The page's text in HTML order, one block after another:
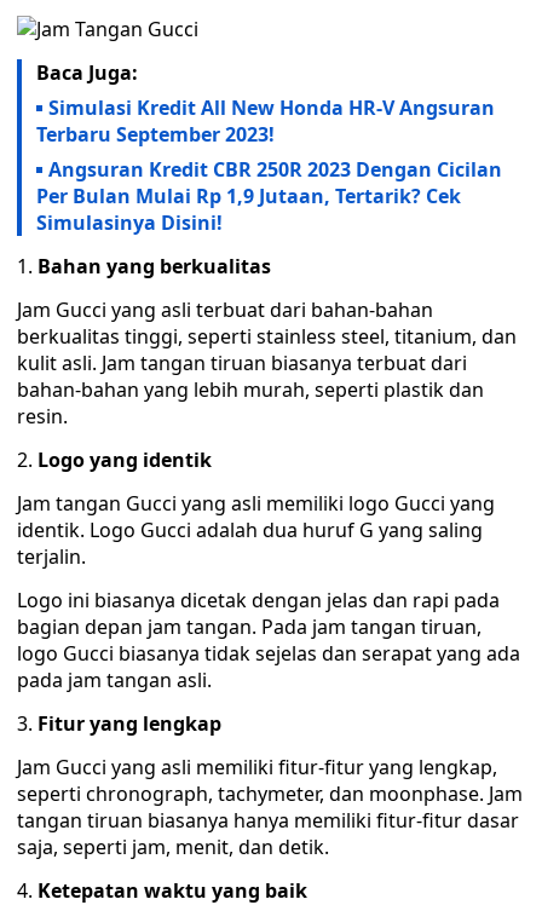
Baca Juga:
Simulasi Kredit All New Honda HR-V Angsuran
Terbaru September 2023!
Angsuran Kredit CBR 250R 2023 Dengan Cicilan
Per Bulan Mulai Rp 1,9 Jutaan, Tertarik? Cek
Simulasinya Disini!
Bahan yang berkualitas
Jam Gucci yang asli terbuat dari bahan-bahan
berkualitas tinggi, seperti stainless steel, titanium, dan
kulit asli. Jam tangan tiruan biasanya terbuat dari
bahan-bahan yang lebih murah, seperti plastik dan
resin.
Logo yang identik
Jam tangan Gucci yang asli memiliki logo Gucci yang
identik. Logo Gucci adalah dua huruf G yang saling
terjalin.
Logo ini biasanya dicetak dengan jelas dan rapi pada
bagian depan jam tangan. Pada jam tangan tiruan,
logo Gucci biasanya tidak sejelas dan serapat yang ada
pada jam tangan asli.
Fitur yang lengkap
Jam Gucci yang asli memiliki fitur-fitur yang lengkap,
seperti chronograph, tachymeter, dan moonphase. Jam
tangan tiruan biasanya hanya memiliki fitur-fitur dasar
saja, seperti jam, menit, dan detik.
Ketepatan waktu yang baik